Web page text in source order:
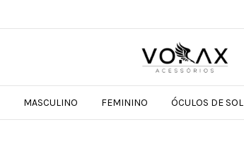
MASCULINO FEMININO ÓCULOS DE SOL